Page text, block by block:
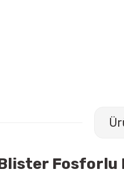
Fosforlu